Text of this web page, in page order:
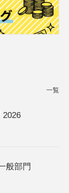
一覧
2026
般部門